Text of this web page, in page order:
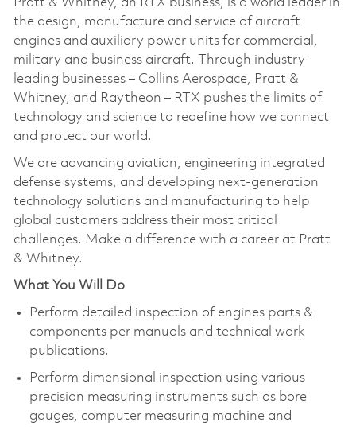
Pratt & Whitney, an RTX business, is a world leader in
the design, manufacture and service of aircraft
engines and auxiliary power units for commercial,
military and business aircraft. Through industry-
leading businesses – Collins Aerospace, Pratt &
Whitney, and Raytheon – RTX pushes the limits of
technology and science to redefine how we connect
and protect our world.
We are advancing aviation, engineering integrated
defense systems, and developing next-generation
technology solutions and manufacturing to help
global customers address their most critical
challenges. Make a difference with a career at Pratt
& Whitney.
What You Will Do
Perform detailed inspection of engines parts &
components per manuals and technical work
publications.
Perform dimensional inspection using various
precision measuring instruments such as bore
gauges, computer measuring machine and